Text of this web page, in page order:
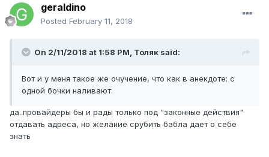
geraldino
Posted February 11, 2018
On 2/11/2018 at 1:58 PM, Толяк said:
Вот и у меня такое же очучение, что как в анекдоте: с
одной бочки наливают.
да..провайдеры бы и рады только под "законные действия"
отдавать адреса, но желание срубить бабла дает о себе
знать